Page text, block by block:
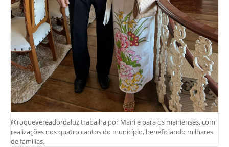
@roquevereadordaluz trabalha por Mairi e para os mairienses, com
realizações nos quatro cantos do município, beneficiando milhares
de famílias.